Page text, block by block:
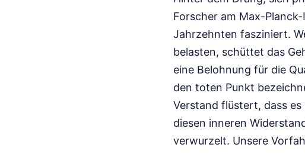
Forscher am Max-
Jahrzehnten fasziniert.
belasten, schüttet das
eine Belohnung für die
den toten Punkt
Verstand flüstert, dass
diesen inneren
verwurzelt. Unsere